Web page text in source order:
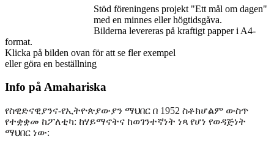
Stöd föreningens projekt "Ett mål om dagen"
med en minnes eller högtidsgåva.
Bilderna levereras på kraftigt papper i A4-
format.
Klicka på bilden ovan för att se fler exempel
eller göra en beställning
Info på Amahariska
የስዊድናዊያንና-የኢትዮጵያውያን ማህበር በ 1952 ስቶክሆልም ውስጥ
የተቋቋመ ከፖለቲካ: ከሃይማኖትና ከወገንተኛነት ነጻ የሆነ የወዳጅነት
ማህበር ነው: